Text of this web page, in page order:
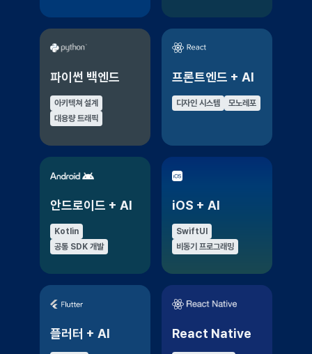
파이썬 백엔드
아키텍쳐 설계
대용량 트래픽
프론트엔드 + AI
디자인 시스템 모노레포
안드로이드 + AI
Kotlin
공통 SDK 개발
iOS + AI
SwiftUI
비동기 프로그래밍
플러터 + AI React Native